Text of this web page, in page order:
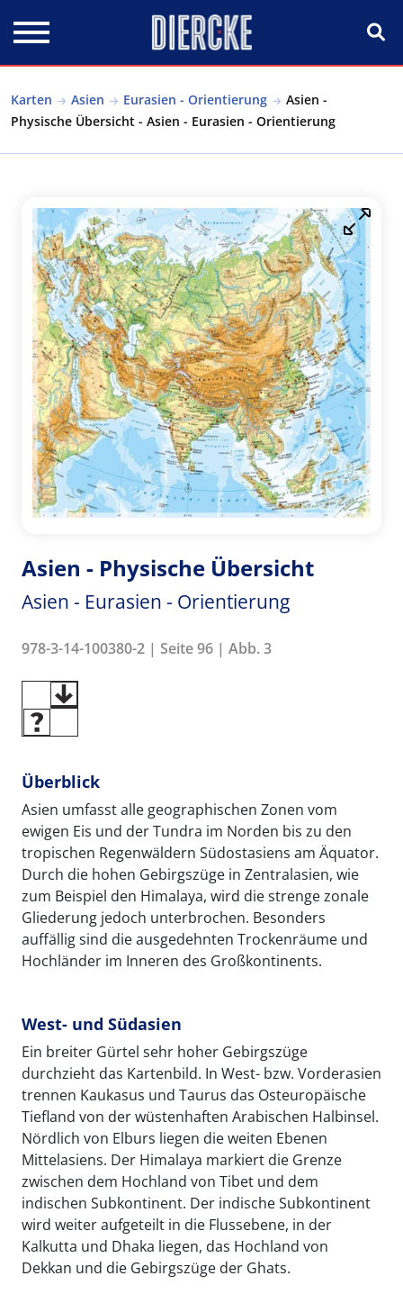
Karten Asien Eurasien - Orientierung
Asien -
Physische Übersicht - Asien - Eurasien - Orientierung
Asien - Physische Übersicht
Asien - Eurasien - Orientierung
978-3-14-100380-2 | Seite 96 | Abb. 3
Überblick
Asien umfasst alle geographischen Zonen vom
ewigen Eis und der Tundra im Norden bis zu den
tropischen Regenwäldern Südostasiens am Äquator.
Durch die hohen Gebirgszüge in Zentralasien, wie
zum Beispiel den Himalaya, wird die strenge zonale
Gliederung jedoch unterbrochen. Besonders
auffällig sind die ausgedehnten Trockenräume und
Hochländer im Inneren des Großkontinents.
West- und Südasien
Ein breiter Gürtel sehr hoher Gebirgszüge
durchzieht das Kartenbild. In West- bzw. Vorderasien
trennen Kaukasus und Taurus das Osteuropäische
Tiefland von der wüstenhaften Arabischen Halbinsel.
Nördlich von Elburs liegen die weiten Ebenen
Mittelasiens. Der Himalaya markiert die Grenze
zwischen dem Hochland von Tibet und dem
indischen Subkontinent. Der indische Subkontinent
wird weiter aufgeteilt in die Flussebene, in der
Kalkutta und Dhaka liegen, das Hochland von
Dekkan und die Gebirgszüge der Ghats.